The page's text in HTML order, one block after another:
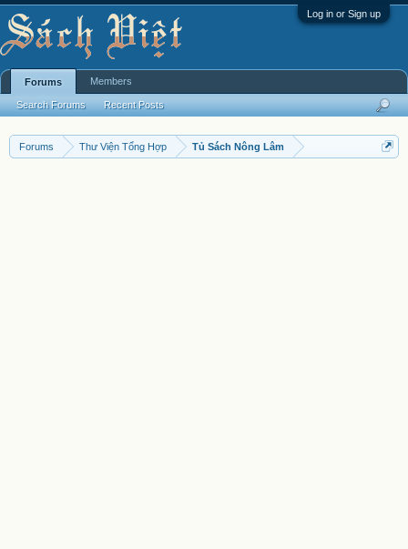
Log in or Sign up
Forums Thư Viện Tổng Hợp Tủ Sách Nông Lâm
Forums
Search Forums Recent Posts
Members